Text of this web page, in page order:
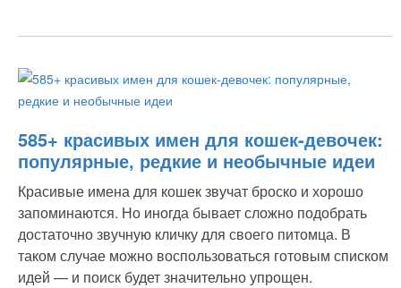
585+ красивых имен для кошек-девочек:
популярные, редкие и необычные идеи
Красивые имена для кошек звучат броско и хорошо
запоминаются. Но иногда бывает сложно подобрать
достаточно звучную кличку для своего питомца. В
таком случае можно воспользоваться готовым списком
идей — и поиск будет значительно упрощен.